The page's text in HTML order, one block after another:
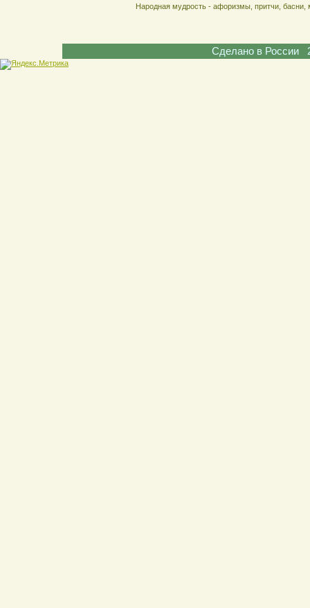
Народная мудрость - афоризмы, притчи,
Сделано в России